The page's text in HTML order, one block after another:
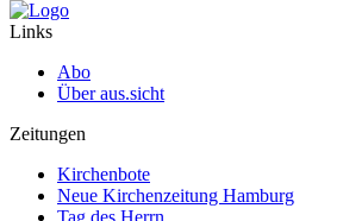
Links
Abo
Über aus.sicht
Zeitungen
Kirchenbote
Neue Kirchenzeitung Hamburg
Tag des Herrn